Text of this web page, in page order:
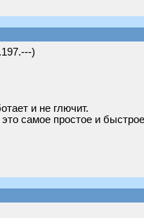
)
и не глючит.
самое простое и